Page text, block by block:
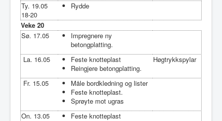
Ty. 19.05
18-20
Rydde
Veke 20
Sø. 17.05
Impregnere ny
betongplatting.
La. 16.05
Feste knotteplast
Reingjere betongplatting.
Høgtrykkspylar
Fr. 15.05
Måle bordkledning og lister
Feste knotteplast.
Sprøyte mot ugras
On. 13.05
Feste knotteplast